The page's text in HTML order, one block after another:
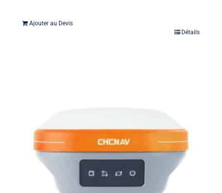
Ajouter au Devis
Détails